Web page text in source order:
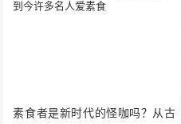
素食者是新时代的怪咖吗？从古